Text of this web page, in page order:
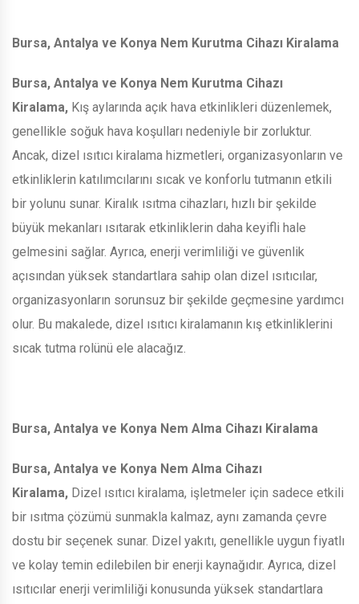
Bursa, Antalya ve Konya Nem Kurutma Cihazı Kiralama
Bursa, Antalya ve Konya Nem Kurutma Cihazı
Kiralama, Kış aylarında açık hava etkinlikleri düzenlemek,
genellikle soğuk hava koşulları nedeniyle bir zorluktur.
Ancak, dizel ısıtıcı kiralama hizmetleri, organizasyonların ve
etkinliklerin katılımcılarını sıcak ve konforlu tutmanın etkili
bir yolunu sunar. Kiralık ısıtma cihazları, hızlı bir şekilde
büyük mekanları ısıtarak etkinliklerin daha keyifli hale
gelmesini sağlar. Ayrıca, enerji verimliliği ve güvenlik
açısından yüksek standartlara sahip olan dizel ısıtıcılar,
organizasyonların sorunsuz bir şekilde geçmesine yardımcı
olur. Bu makalede, dizel ısıtıcı kiralamanın kış etkinliklerini
sıcak tutma rolünü ele alacağız.
Bursa, Antalya ve Konya Nem Alma Cihazı Kiralama
Bursa, Antalya ve Konya Nem Alma Cihazı
Kiralama, Dizel ısıtıcı kiralama, işletmeler için sadece etkili
bir ısıtma çözümü sunmakla kalmaz, aynı zamanda çevre
dostu bir seçenek sunar. Dizel yakıtı, genellikle uygun fiyatlı
ve kolay temin edilebilen bir enerji kaynağıdır. Ayrıca, dizel
ısıtıcılar enerji verimliliği konusunda yüksek standartlara